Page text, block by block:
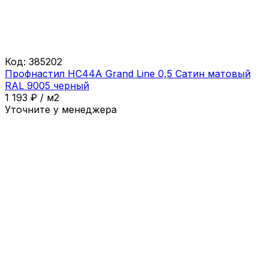
Код: 385202
Профнастил НС44A Grand Line 0,5 Сатин матовый
RAL 9005 черный
1 193 ₽ / м2
Уточните у менеджера